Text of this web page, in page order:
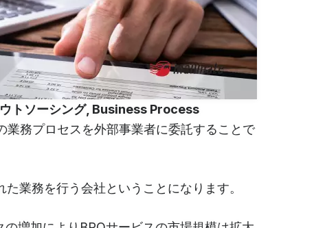
トソーシング, Business Process
業務プロセスを外部事業者に委託することで
業務を行う会社ということになります。